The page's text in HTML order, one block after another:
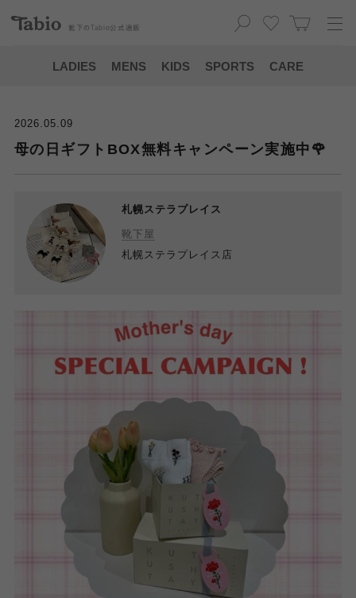
靴下の Tabio 公式通販
LADIES MENS KIDS SPORTS CARE
2026.05.09
母の日ギフトBOX無料キャンペーン実施中🌹
札幌ステラプレイス
靴下屋
札幌ステラプレイス店